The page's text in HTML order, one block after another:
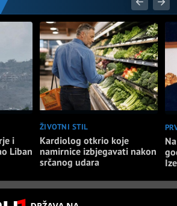
i
Liban
ŽIVOTNI STIL
Kardiolog otkrio koje
namirnice izbjegavati nakon
srčanog udara